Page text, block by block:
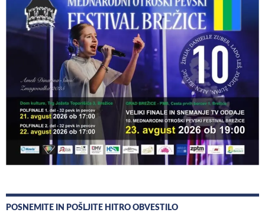
POSNEMITE IN POŠLJITE HITRO OBVESTILO